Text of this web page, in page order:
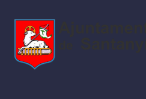
contingut